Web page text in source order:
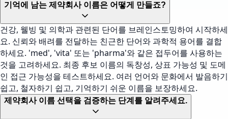
기억에 남는 제약회사 이름은 어떻게 만들죠?
건강, 웰빙 및 의학과 관련된 단어를 브레인스토밍하여 시작하세
요. 신뢰와 배려를 전달하는 친근한 단어와 과학적 용어를 결합
하세요. 'med', 'vita' 또는 'pharma'와 같은 접두어를 사용하는
것을 고려하세요. 최종 후보 이름의 독창성, 상표 가능성 및 도메
인 접근 가능성을 테스트하세요. 여러 언어와 문화에서 발음하기
쉽고, 철자하기 쉽고, 기억하기 쉬운 이름을 보장하세요.
제약회사 이름 선택을 검증하는 단계를 알려주세요.